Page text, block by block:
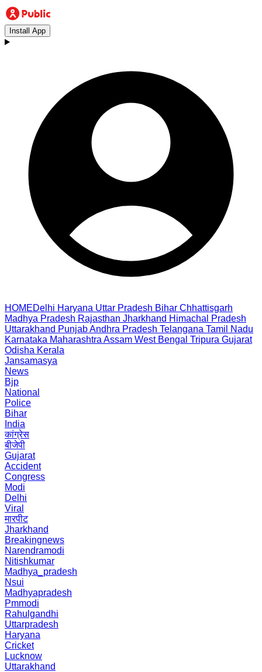
Install App
HOMEDelhi Haryana Uttar Pradesh Bihar Chhattisgarh
Madhya Pradesh Rajasthan Jharkhand Himachal Pradesh
Uttarakhand PunjabAndhra Pradesh Telangana Tamil Nadu
Karnataka Maharashtra Assam West Bengal Tripura Gujarat
Odisha Kerala
Jansamasya
News
Bjp
National
Police
Bihar
India
कांग्रेस
बीजेपी
Gujarat
Accident
Congress
Modi
Delhi
Viral
मारपीट
Jharkhand
Breakingnews
Narendramodi
Nitishkumar
Madhya_pradesh
Nsui
Madhyapradesh
Pmmodi
Rahulgandhi
Uttarpradesh
Haryana
Cricket
Lucknow
Uttarakhand